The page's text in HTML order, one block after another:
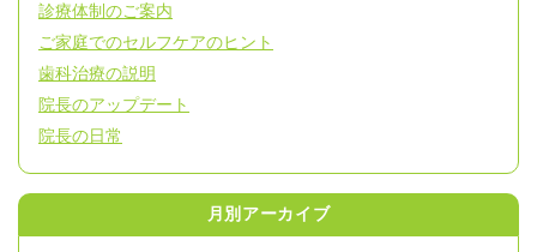
診療体制のご案内
ご家庭でのセルフケアのヒント
歯科治療の説明
院長のアップデート
院長の日常
月別アーカイブ